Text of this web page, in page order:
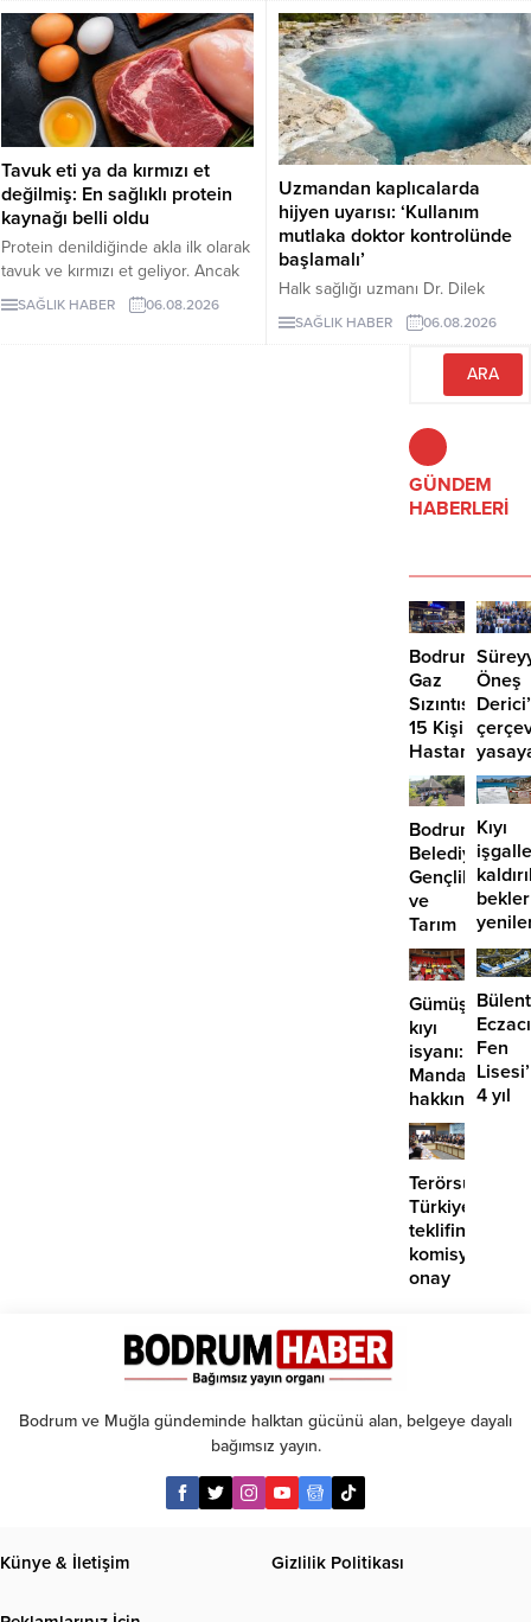
de katkı sağlıyor. Enfeksiyonlara
karşı koruyucu etkileriyle bilinen
kızılcık, bazı kanser türlerine karşı
koruyucu rol oynarken vücuttaki
iltihaplanmanın göstergelerinden
biri olan CRP seviyesinin
tarif, hem pratik hem de lezzetli
alternatifler sunuyor.
Tavuk eti ya da kırmızı et
değilmiş: En sağlıklı protein
kaynağı belli oldu
Protein denildiğinde akla ilk olarak
tavuk ve kırmızı et geliyor. Ancak
bilim insanları, son yıllarda yapılan
araştırmaların kurubaklagilleri daha
SAĞLIK HABER 06.08.2026
Uzmandan kaplıcalarda
hijyen uyarısı: ‘Kullanım
mutlaka doktor kontrolünde
başlamalı’
Halk sağlığı uzmanı Dr. Dilek
Aslan, kaplıcaların kas ve iskelet
sistemi rahatsızlıkları ile stresin
sağlayabileceğini ancak hijyen
kullanımın ciddi sağlık sorunlarına
yol açabileceğini belirtti. Aslan,
kaplıca tedavisinin mutlaka sağlık
çalışanlarının önerisiyle
SAĞLIK HABER 06.08.2026
GÜNDEM
HABERLERİ
Bodrum’da
Gaz
Sızıntısı:
15 Kişi
Hastaneye
Kaldırıldı
Öneş
Bodrum
Belediyesi
Gençlik
ve
Tarım
Kampı’nın
3.
dönemi
tamamlandı
Kıyı
önü
mü
Gümüşlük’te
kıyı
isyanı:
Mandalinci
hakkında
suç
duyurusu
Bülent
Fen
4 yıl
Terörsüz
Türkiye
teklifine
komisyondan
onay
Bodrum ve Muğla gündeminde halktan gücünü alan, belgeye dayalı
bağımsız yayın.
Künye & İletişim Gizlilik Politikası